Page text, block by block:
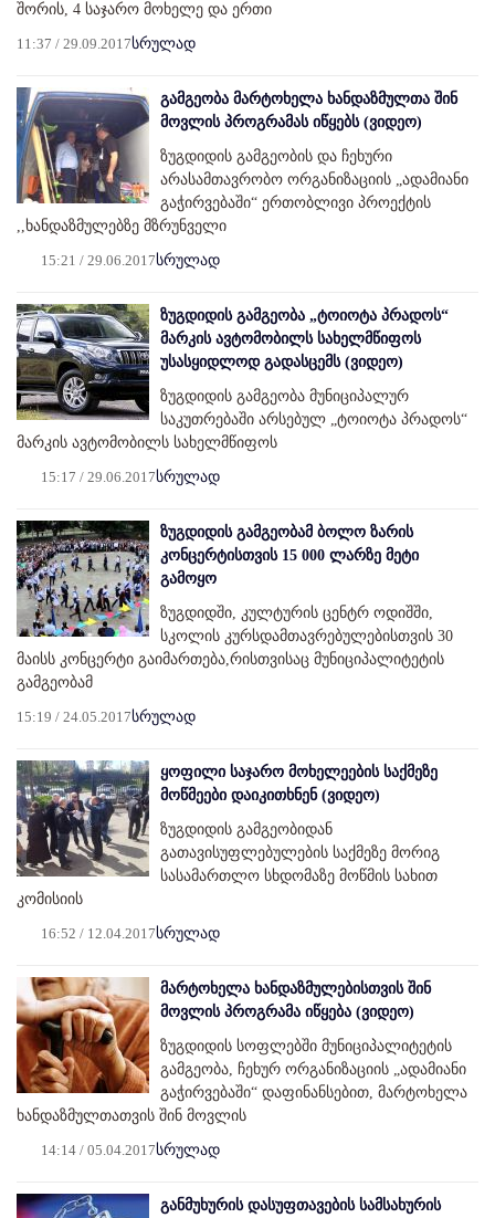
შორის, 4 საჯარო მოხელე და ერთი
11:37 / 29.09.2017სრულად
გამგეობა მარტოხელა ხანდაზმულთა შინ
მოვლის პროგრამას იწყებს (ვიდეო)
ზუგდიდის გამგეობის და ჩეხური
არასამთავრობო ორგანიზაციის „ადამიანი
გაჭირვებაში“ ერთობლივი პროექტის
,,ხანდაზმულებზე მზრუნველი
15:21 / 29.06.2017სრულად
ზუგდიდის გამგეობა „ტოიოტა პრადოს“
მარკის ავტომობილს სახელმწიფოს
უსასყიდლოდ გადასცემს (ვიდეო)
ზუგდიდის გამგეობა მუნიციპალურ
საკუთრებაში არსებულ „ტოიოტა პრადოს“
მარკის ავტომობილს სახელმწიფოს
15:17 / 29.06.2017სრულად
ზუგდიდის გამგეობამ ბოლო ზარის
კონცერტისთვის 15 000 ლარზე მეტი
გამოყო
ზუგდიდში, კულტურის ცენტრ ოდიშში,
სკოლის კურსდამთავრებულებისთვის 30
მაისს კონცერტი გაიმართება,რისთვისაც მუნიციპალიტეტის
გამგეობამ
15:19 / 24.05.2017სრულად
ყოფილი საჯარო მოხელეების საქმეზე
მოწმეები დაიკითხნენ (ვიდეო)
ზუგდიდის გამგეობიდან
გათავისუფლებულების საქმეზე მორიგ
სასამართლო სხდომაზე მოწმის სახით
კომისიის
16:52 / 12.04.2017სრულად
მარტოხელა ხანდაზმულებისთვის შინ
მოვლის პროგრამა იწყება (ვიდეო)
ზუგდიდის სოფლებში მუნიციპალიტეტის
გამგეობა, ჩეხურ ორგანიზაციის „ადამიანი
გაჭირვებაში“ დაფინანსებით, მარტოხელა
ხანდაზმულთათვის შინ მოვლის
14:14 / 05.04.2017სრულად
განმუხურის დასუფთავების სამსახურის